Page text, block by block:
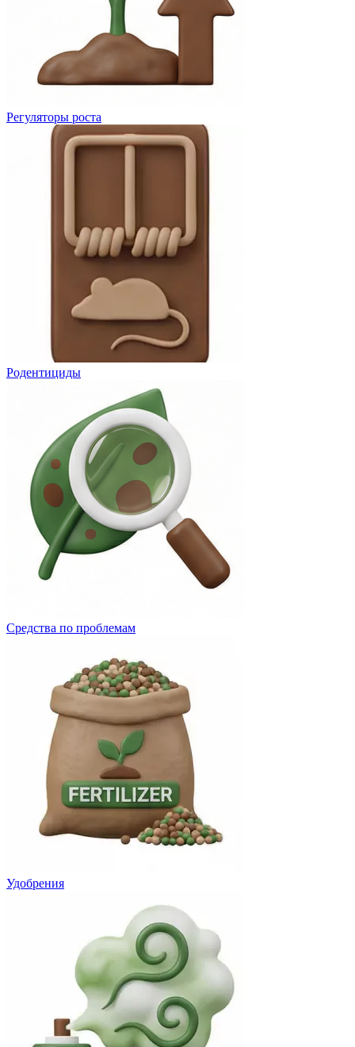
Регуляторы роста
Родентициды
Средства по проблемам
Удобрения